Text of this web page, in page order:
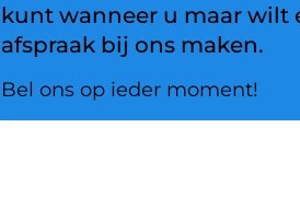
kunt wanneer u maar wilt
afspraak bij ons maken.
Bel ons op ieder moment!